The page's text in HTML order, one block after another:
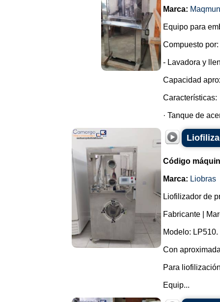
Marca:
Equipo para
Compuesto por:
- Lavadora y
Capacidad
Características:
· Tanque de
Código
Marca: Liobras
Liofilizador de
Fabricante |
Modelo: LP510.
Con
Para
Equip...